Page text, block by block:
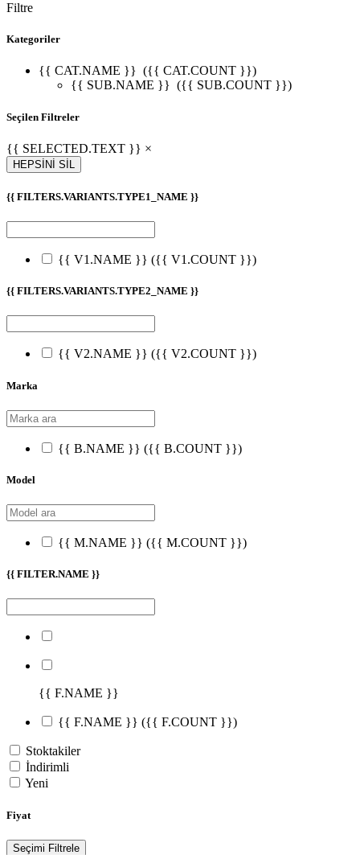
Filtre
Kategoriler
{{ CAT.NAME }} ({{ CAT.COUNT }})
{{ SUB.NAME }} ({{ SUB.COUNT }})
Seçilen Filtreler
{{ SELECTED.TEXT }} ×
HEPSİNİ SİL
{{ FILTERS.VARIANTS.TYPE1_NAME }}
{{ V1.NAME }} ({{ V1.COUNT }})
{{ FILTERS.VARIANTS.TYPE2_NAME }}
{{ V2.NAME }} ({{ V2.COUNT }})
Marka
{{ B.NAME }} ({{ B.COUNT }})
Model
{{ M.NAME }} ({{ M.COUNT }})
{{ FILTER.NAME }}
{{ F.NAME }}
{{ F.NAME }} ({{ F.COUNT }})
Stoktakiler
İndirimli
Yeni
Fiyat
Seçimi Filtrele